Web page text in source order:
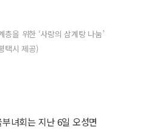
을 위한 ‘사랑의 삼계탕 나눔’
택시 제공)
녀회는 지난 6일 오성면